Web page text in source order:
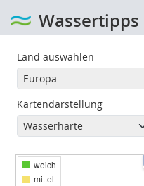
Wassertipps
Land auswählen
Kartendarstellung
weich
mittel